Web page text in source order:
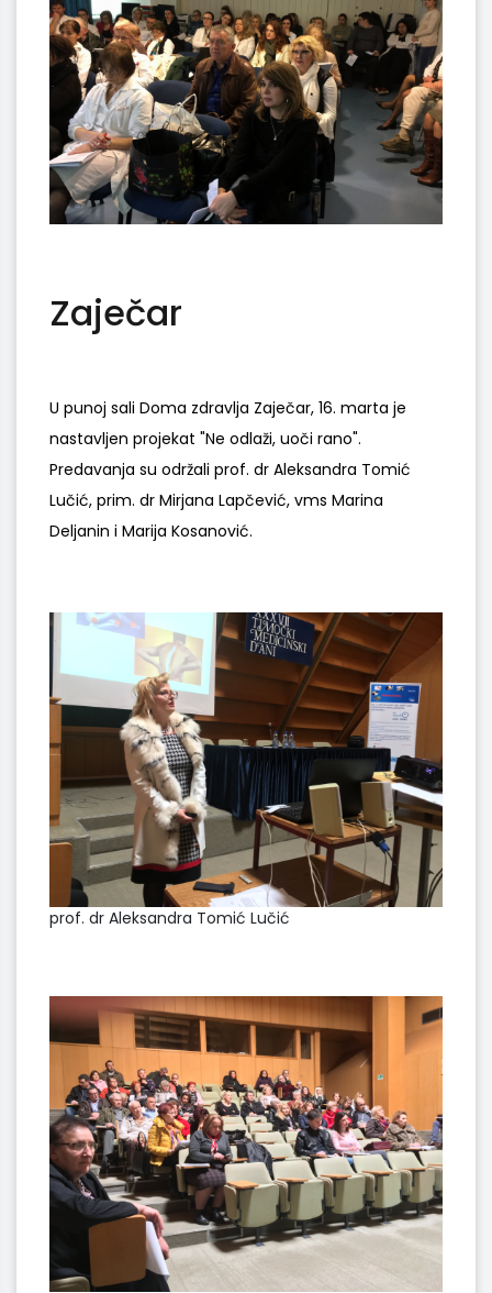
Zaječar
U punoj sali Doma zdravlja Zaječar, 16. marta je
nastavljen projekat "Ne odlaži, uoči rano".
Predavanja su održali prof. dr Aleksandra Tomić
Lučić, prim. dr Mirjana Lapčević, vms Marina
Deljanin i Marija Kosanović.
prof. dr Aleksandra Tomić Lučić